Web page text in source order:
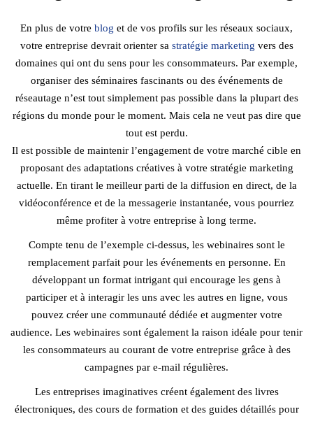
En plus de votre blog et de vos profils sur les réseaux sociaux,
votre entreprise devrait orienter sa stratégie marketing vers des
domaines qui ont du sens pour les consommateurs. Par exemple,
organiser des séminaires fascinants ou des événements de
réseautage n’est tout simplement pas possible dans la plupart des
régions du monde pour le moment. Mais cela ne veut pas dire que
tout est perdu.
Il est possible de maintenir l’engagement de votre marché cible en
proposant des adaptations créatives à votre stratégie marketing
actuelle. En tirant le meilleur parti de la diffusion en direct, de la
vidéoconférence et de la messagerie instantanée, vous pourriez
même profiter à votre entreprise à long terme.
Compte tenu de l’exemple ci-dessus, les webinaires sont le
remplacement parfait pour les événements en personne. En
développant un format intrigant qui encourage les gens à
participer et à interagir les uns avec les autres en ligne, vous
pouvez créer une communauté dédiée et augmenter votre
audience. Les webinaires sont également la raison idéale pour tenir
les consommateurs au courant de votre entreprise grâce à des
campagnes par e-mail régulières.
Les entreprises imaginatives créent également des livres
électroniques, des cours de formation et des guides détaillés pour